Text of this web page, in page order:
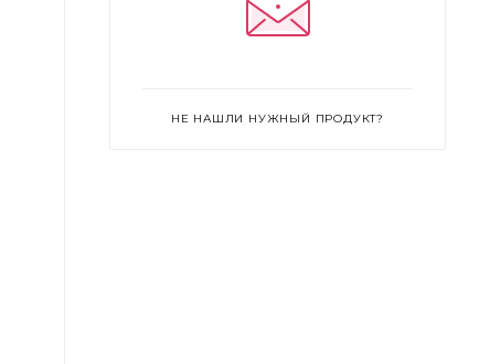
НЕ НАШЛИ НУЖНЫЙ ПРОДУКТ?